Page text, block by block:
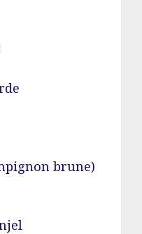
brune)